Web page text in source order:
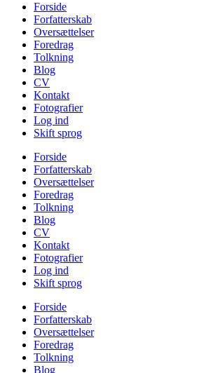
Forside
Forfatterskab
Oversættelser
Foredrag
Tolkning
Blog
CV
Kontakt
Fotografier
Log ind
Skift sprog
Forside
Forfatterskab
Oversættelser
Foredrag
Tolkning
Blog
CV
Kontakt
Fotografier
Log ind
Skift sprog
Forside
Forfatterskab
Oversættelser
Foredrag
Tolkning
Blog